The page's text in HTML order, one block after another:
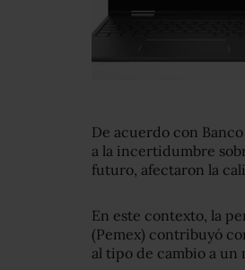
De acuerdo con
a la incertidumbre
futuro, afectaron la
En este contexto, la
(Pemex) contribuyó
al tipo de cambio a un